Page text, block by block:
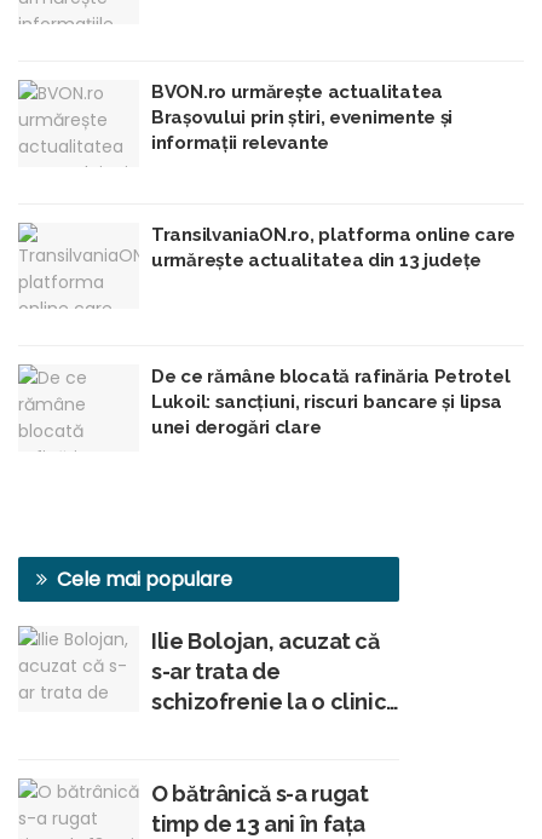
BVON.ro urmărește actualitatea
Brașovului prin știri, evenimente și
informații relevante
TransilvaniaON.ro, platforma online care
urmărește actualitatea din 13 județe
De ce rămâne blocată rafinăria Petrotel
Lukoil: sancțiuni, riscuri bancare și lipsa
unei derogări clare
Cele mai populare
Ilie Bolojan, acuzat că
s-ar trata de
schizofrenie la o clinică
Române
O bătrânică s-a rugat
timp de 13 ani în fața